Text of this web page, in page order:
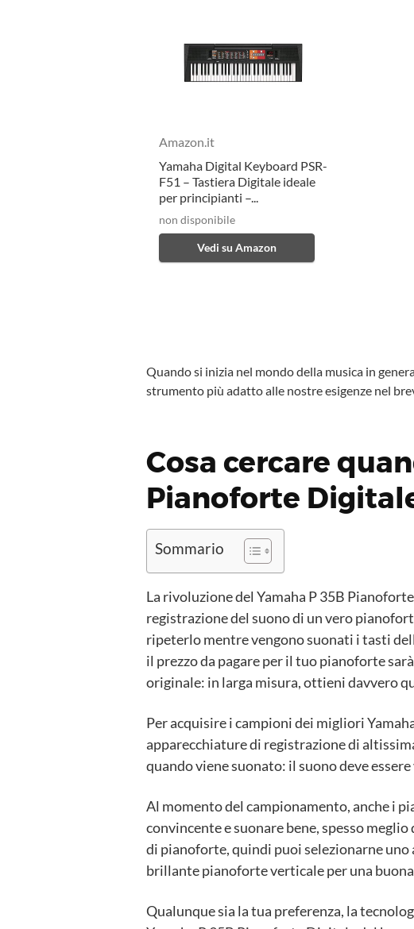
Amazon.it
Yamaha Digital Keyboard PSR-
F51 – Tastiera Digitale ideale
per principianti –...
non disponibile
Vedi su Amazon
Quando si inizia nel mondo della musica in
strumento più adatto alle nostre esigenze nel
Cosa cercare
Pianoforte
Sommario
La rivoluzione del Yamaha P 35B
registrazione del suono di un vero
ripeterlo mentre vengono suonati i tasti
il prezzo da pagare per il tuo pianoforte
originale: in larga misura, ottieni davvero
Per acquisire i campioni dei migliori
apparecchiature di registrazione di
quando viene suonato: il suono deve
Al momento del campionamento, anche i
convincente e suonare bene, spesso
di pianoforte, quindi puoi selezionarne
brillante pianoforte verticale per una
Qualunque sia la tua preferenza, la